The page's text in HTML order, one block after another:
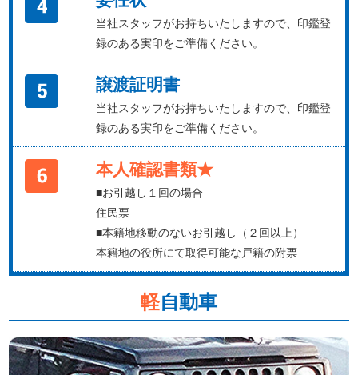
当社スタッフがお持ちいたしますので、印鑑登
録のある実印をご準備ください。
譲渡証明書
当社スタッフがお持ちいたしますので、印鑑登
録のある実印をご準備ください。
本人確認書類★
■お引越し１回の場合
住民票
■本籍地移動のないお引越し（２回以上）
本籍地の役所にて取得可能な戸籍の附票
軽自動車